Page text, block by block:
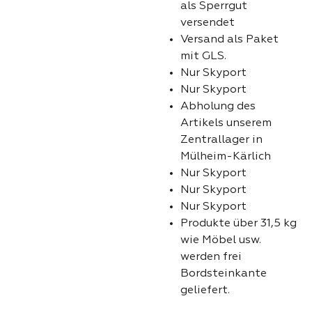
als Sperrgut
versendet
Versand als Paket
mit GLS.
Nur Skyport
Nur Skyport
Abholung des
Artikels unserem
Zentrallager in
Mülheim-Kärlich
Nur Skyport
Nur Skyport
Nur Skyport
Produkte über 31,5 kg
wie Möbel usw.
werden frei
Bordsteinkante
geliefert.